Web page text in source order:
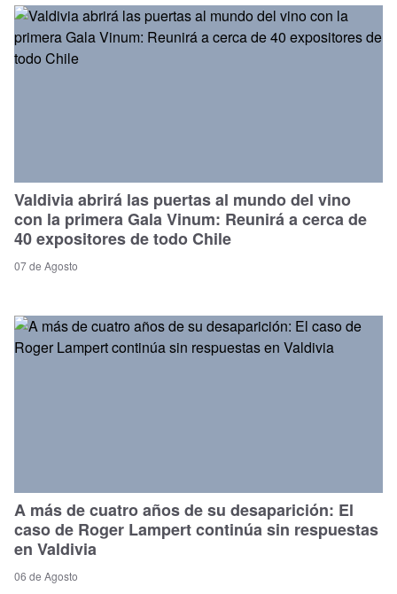
Valdivia abrirá las puertas al mundo del vino
con la primera Gala Vinum: Reunirá a cerca de
40 expositores de todo Chile
07 de Agosto
A más de cuatro años de su desaparición: El
caso de Roger Lampert continúa sin respuestas
en Valdivia
06 de Agosto